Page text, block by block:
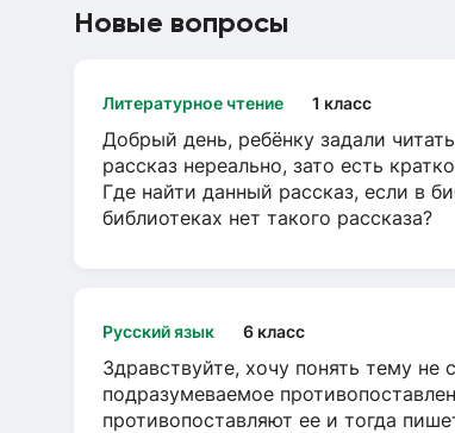
Новые вопросы
Литературное чтение 1 класс
Добрый день, ребёнку задали
рассказ нереально, зато есть
Где найти данный рассказ, если в
библиотеках нет такого рассказа?
Русский язык 6 класс
Здравствуйте, хочу понять тему
подразумеваемое
противопоставляют ее и тогда